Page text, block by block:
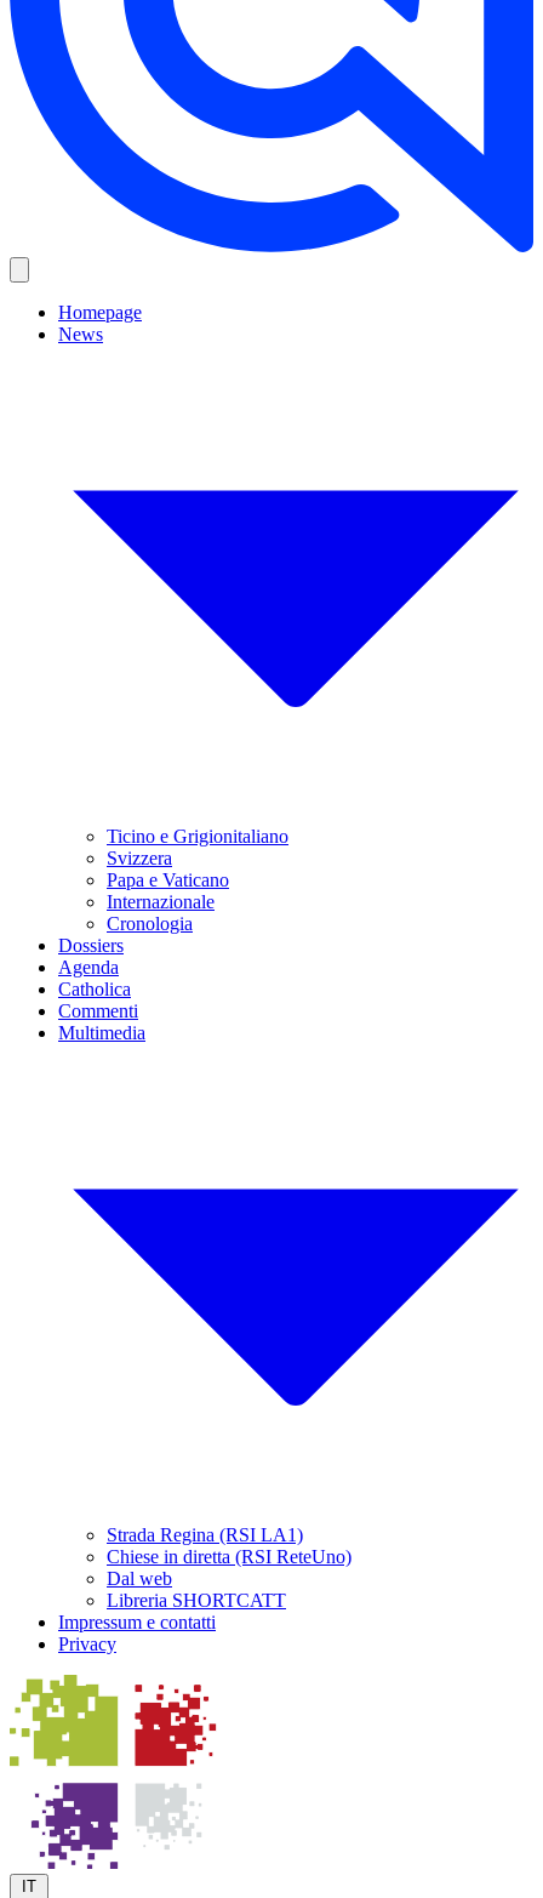
Homepage
News
Ticino e Grigionitaliano
Svizzera
Papa e Vaticano
Internazionale
Cronologia
Dossiers
Agenda
Catholica
Commenti
Multimedia
Strada Regina (RSI LA1)
Chiese in diretta (RSI ReteUno)
Dal web
Libreria SHORTCATT
Impressum e contatti
Privacy
IT